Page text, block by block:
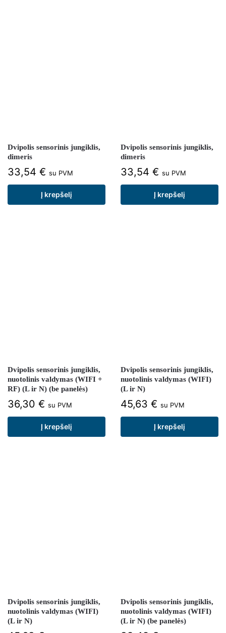
Dvipolis sensorinis jungiklis,
dimeris
33,54 € su PVM
Į krepšelį
Dvipolis sensorinis jungiklis,
dimeris
33,54 € su PVM
Į krepšelį
Dvipolis sensorinis jungiklis,
nuotolinis valdymas (WIFI +
RF) (L ir N) (be panelės)
36,30 € su PVM
Į krepšelį
Dvipolis sensorinis jungiklis,
nuotolinis valdymas (WIFI)
(L ir N)
45,63 € su PVM
Į krepšelį
Dvipolis sensorinis jungiklis,
nuotolinis valdymas (WIFI)
(L ir N)
Dvipolis sensorinis jungiklis,
nuotolinis valdymas (WIFI)
(L ir N) (be panelės)